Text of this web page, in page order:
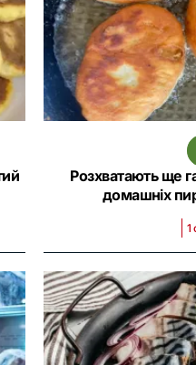
Розхватають ще
домашніх
1